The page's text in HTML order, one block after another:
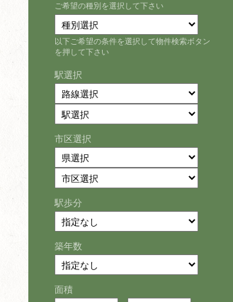
ご希望の種別を選択して下さい
以下ご希望の条件を選択して物件検索ボタン
を押して下さい
駅選択
市区選択
駅歩分
築年数
面積